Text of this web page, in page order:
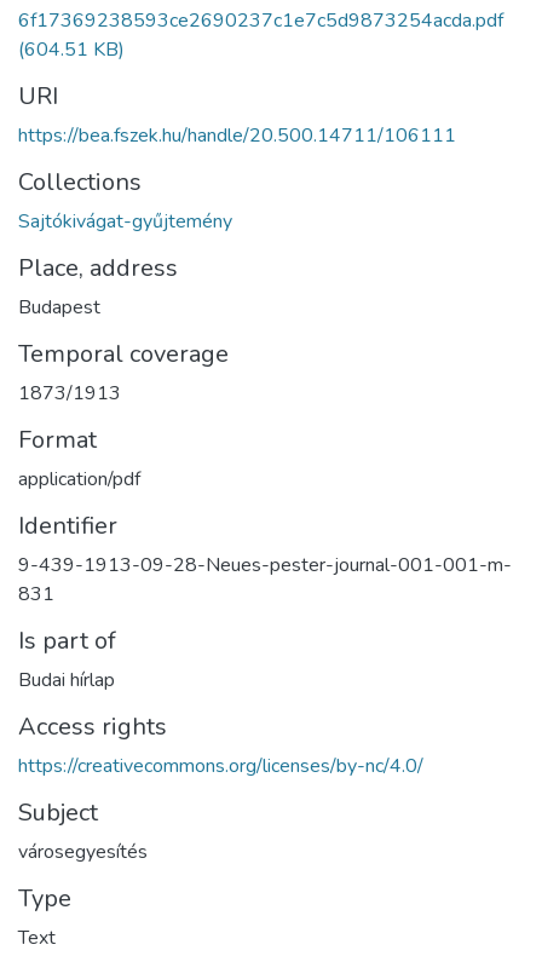
6f17369238593ce2690237c1e7c5d9873254acda.pdf
(604.51 KB)
URI
https://bea.fszek.hu/handle/20.500.14711/106111
Collections
Sajtókivágat-gyűjtemény
Place, address
Budapest
Temporal coverage
1873/1913
Format
application/pdf
Identifier
9-439-1913-09-28-Neues-pester-journal-001-001-m-
831
Is part of
Budai hírlap
Access rights
https://creativecommons.org/licenses/by-nc/4.0/
Subject
városegyesítés
Type
Text